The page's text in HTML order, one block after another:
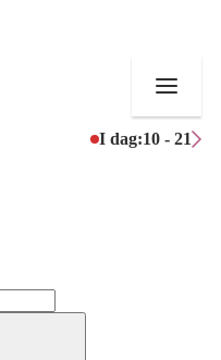
I dag:10 - 21